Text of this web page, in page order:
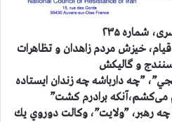
شماره ۲۳۵
خيزش مردم زاهدان و تظاهرات
و گالیکش
”چه دارباشه چه زندان ایستاده
می‌کشم،آنکه برادرم کشت”
رهبر، ”ولايت”، وكالت دوروي يك